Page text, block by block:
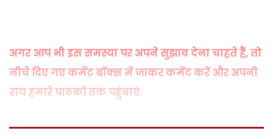
अगर आप भी इस समस्या पर अपने सुझाव देना चाहते हैं, तो
नीचे दिए गए कमेंट बॉक्स में जाकर कमेंट करें और अपनी
राय हमारे पाठकों तक पहुंचाएं.